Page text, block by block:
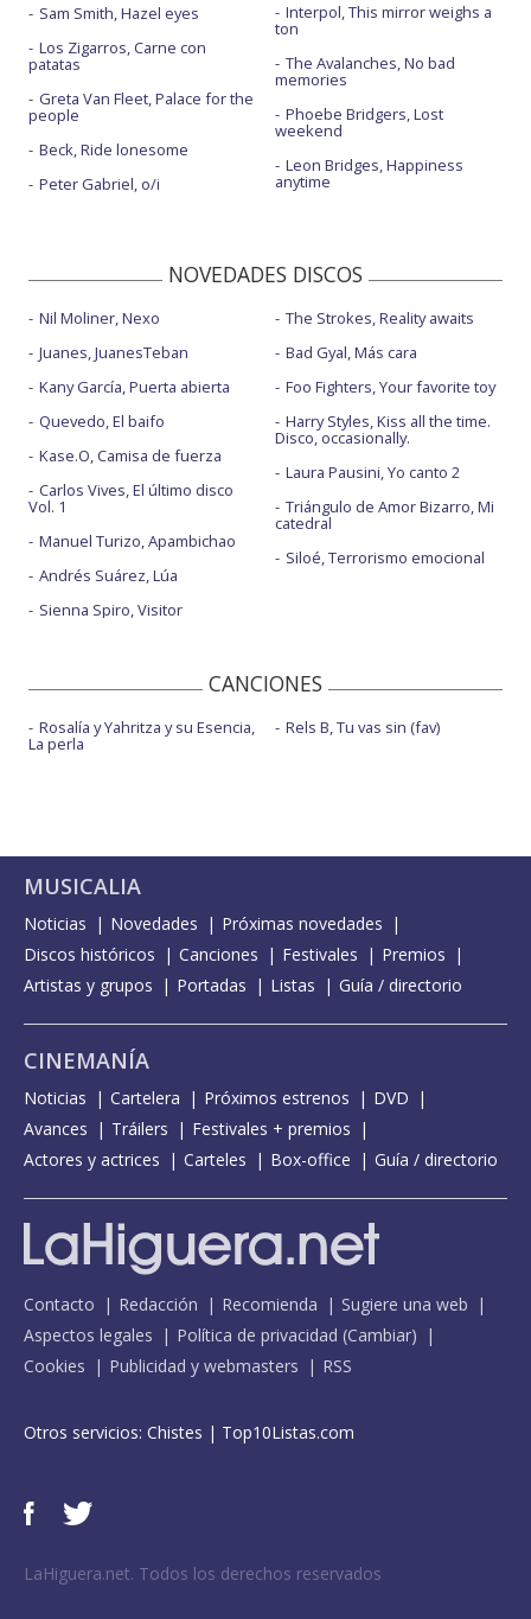
Sam Smith, Hazel eyes
Los Zigarros, Carne con
patatas
Greta Van Fleet, Palace for the
people
Beck, Ride lonesome
Peter Gabriel, o/i
Interpol, This mirror weighs a
ton
The Avalanches, No bad
memories
Phoebe Bridgers, Lost
weekend
Leon Bridges, Happiness
anytime
NOVEDADES DISCOS
Nil Moliner, Nexo
Juanes, JuanesTeban
Kany García, Puerta abierta
Quevedo, El baifo
Kase.O, Camisa de fuerza
Carlos Vives, El último disco
Vol. 1
Manuel Turizo, Apambichao
Andrés Suárez, Lúa
Sienna Spiro, Visitor
The Strokes, Reality awaits
Bad Gyal, Más cara
Foo Fighters, Your favorite toy
Harry Styles, Kiss all the time.
Disco, occasionally.
Laura Pausini, Yo canto 2
Triángulo de Amor Bizarro, Mi
catedral
Siloé, Terrorismo emocional
CANCIONES
Rosalía y Yahritza y su Esencia,
La perla
Rels B, Tu vas sin (fav)
MUSICALIA
Noticias Novedades
Próximas novedades
Discos históricos
Canciones Festivales
Premios
Artistas y grupos
Portadas Listas Guía / directorio
CINEMANÍA
Noticias Cartelera Próximos estrenos
DVD
Avances
Tráilers
Festivales + premios
Actores y actrices
Carteles Box-office Guía / directorio
Contacto Redacción Recomienda
Sugiere una web
Aspectos legales
Política de privacidad (Cambiar)
Cookies
Publicidad y webmasters RSS
Otros servicios: Chistes | Top10Listas.com
LaHiguera.net. Todos los derechos reservados